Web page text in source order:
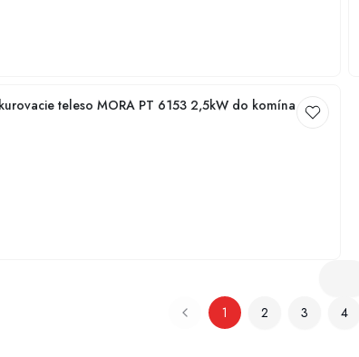
Plynové vykurovacie teleso MORA PT 6153 2,5kW do komína
1 2 3 4